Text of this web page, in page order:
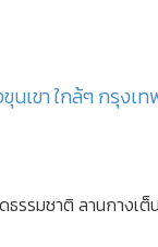
เขา ใกล้ๆ กรุงเท
รมชาติ ลานกางเ